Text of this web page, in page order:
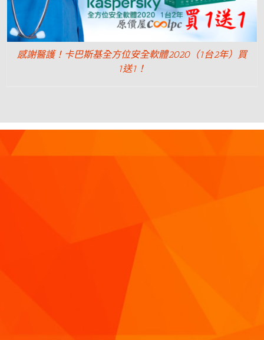
感謝醫護！卡巴斯基全方位安全軟體2020（1台2年）買
1送1！